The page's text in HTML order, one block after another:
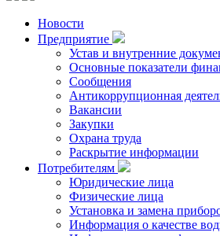
Новости
Предприятие
Устав и внутренние
Основные показатели
Сообщения
Антикоррупционная
Вакансии
Закупки
Охрана труда
Раскрытие информации
Потребителям
Юридические лица
Физические лица
Установка и замена
Информация о качестве